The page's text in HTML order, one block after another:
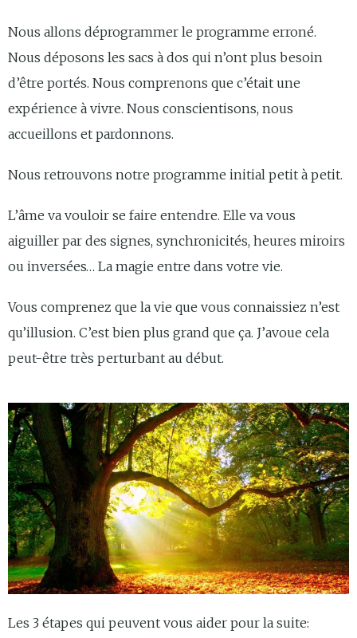
Nous allons déprogrammer le programme erroné.
Nous déposons les sacs à dos qui n’ont plus besoin
d’être portés. Nous comprenons que c’était une
expérience à vivre. Nous conscientisons, nous
accueillons et pardonnons.
Nous retrouvons notre programme initial petit à petit.
L’âme va vouloir se faire entendre. Elle va vous
aiguiller par des signes, synchronicités, heures miroirs
ou inversées… La magie entre dans votre vie.
Vous comprenez que la vie que vous connaissiez n’est
qu’illusion. C’est bien plus grand que ça. J’avoue cela
peut-être très perturbant au début.
Les 3 étapes qui peuvent vous aider pour la suite: